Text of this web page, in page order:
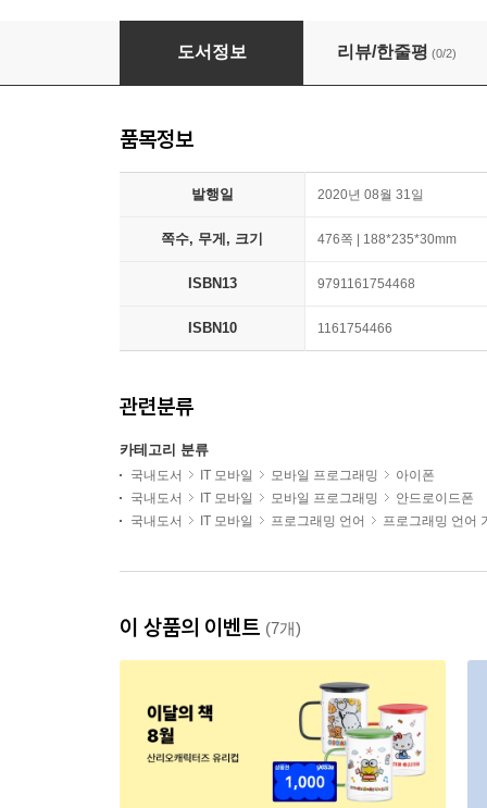
플러터 실무 개발
도서정보 리뷰/한줄평 (0/2)
품목정보
발행일 2020년 08월 31일
쪽수, 무게, 크기 476쪽 | 188*235*30mm
ISBN13 9791161754468
ISBN10 1161754466
관련분류
카테고리 분류
국내도서 IT 모바일 모바일 프로그래밍
아이폰
국내도서
IT 모바일 모바일 프로그래밍
안드로이드폰
국내도서
IT 모바일 프로그래밍 언어 프로그래밍 언어
이 상품의 이벤트 (7개)